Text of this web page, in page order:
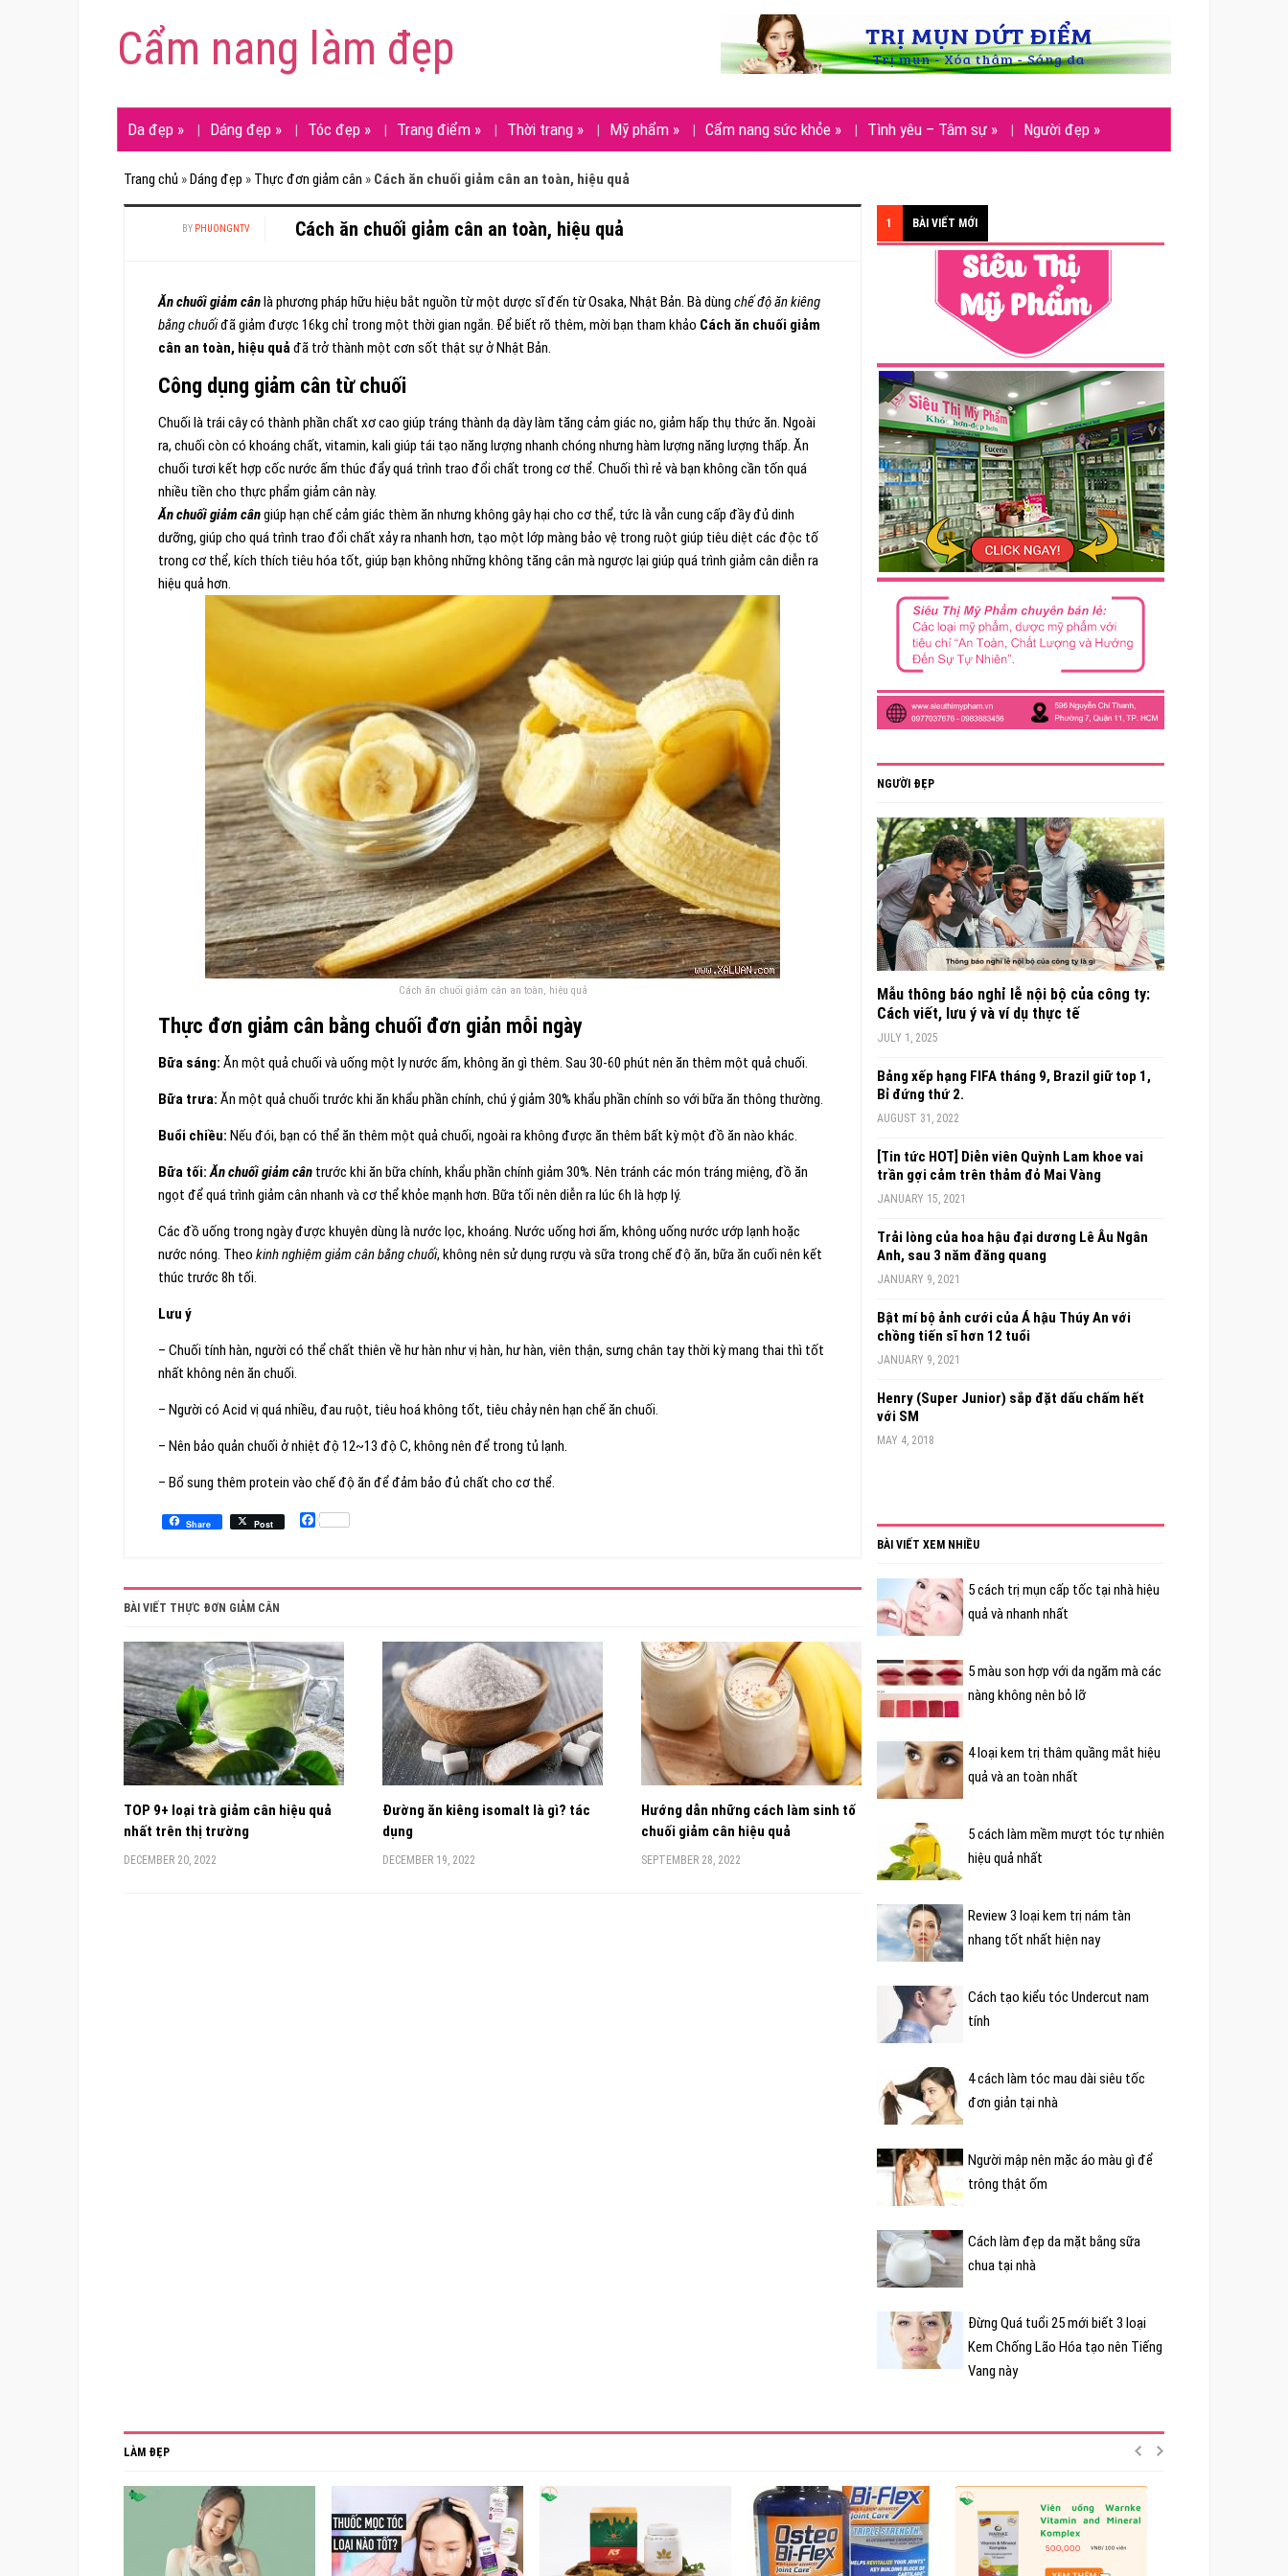
Cẩm nang làm đẹp
Da đẹp » Dáng đẹp » Tóc đẹp » Trang điểm » Thời trang » Mỹ phẩm » Cẩm nang sức khỏe » Tình yêu – Tâm sự » Người đẹp »
Trang chủ »Dáng đẹp » Thực đơn giảm cân » Cách ăn chuối giảm cân an toàn, hiệu quả
BY PHUONGNTV Cách ăn chuối giảm cân an toàn, hiệu quả
Ăn chuối giảm cânlà phương pháp hữu hiệu bắt nguồn từ một dược sĩ đến từ Osaka, Nhật Bản. Bà dùngchế độ ăn kiêng
bằng chuốiđã giảm được 16kg chỉ trong một thời gian ngắn. Để biết rõ thêm, mời bạn tham khảo Cách ăn chuối giảm
cân an toàn, hiệu quảđã trở thành một cơn sốt thật sự ở Nhật Bản.
Công dụng giảm cân từ chuối
Chuối là trái cây có thành phần chất xơ cao giúp tráng thành dạ dày làm tăng cảm giác no, giảm hấp thụ thức ăn. Ngoài
ra, chuối còn có khoáng chất, vitamin, kali giúp tái tạo năng lượng nhanh chóng nhưng hàm lượng năng lượng thấp. Ăn
chuối tươi kết hợp cốc nước ấm thúc đẩy quá trình trao đổi chất trong cơ thể. Chuối thì rẻ và bạn không cần tốn quá
nhiều tiền cho thực phẩm giảm cân này.
Ăn chuối giảm cângiúp hạn chế cảm giác thèm ăn nhưng không gây hại cho cơ thể, tức là vẫn cung cấp đầy đủ dinh
dưỡng, giúp cho quá trình trao đổi chất xảy ra nhanh hơn, tạo một lớp màng bảo vệ trong ruột giúp tiêu diệt các độc tố
trong cơ thể, kích thích tiêu hóa tốt, giúp bạn không những không tăng cân mà ngược lại giúp quá trình giảm cân diễn ra
hiệu quả hơn.
Cách ăn chuối giảm cân an toàn, hiệu quả
Thực đơn giảm cân bằng chuối đơn giản mỗi ngày
Bữa sáng:Ăn một quả chuối và uống một ly nước ấm, không ăn gì thêm. Sau 30-60 phút nên ăn thêm một quả chuối.
Bữa trưa: Ăn một quả chuối trước khi ăn khẩu phần chính, chú ý giảm 30% khẩu phần chính so với bữa ăn thông thường.
Buổi chiều: Nếu đói, bạn có thể ăn thêm một quả chuối, ngoài ra không được ăn thêm bất kỳ một đồ ăn nào khác.
Bữa tối:Ăn chuối giảm cân trước khi ăn bữa chính, khẩu phần chính giảm 30%. Nên tránh các món tráng miệng, đồ ăn
ngọt để quá trình giảm cân nhanh và cơ thể khỏe mạnh hơn. Bữa tối nên diễn ra lúc 6h là hợp lý.
Các đồ uống trong ngày được khuyên dùng là nước lọc, khoáng. Nước uống hơi ấm, không uống nước ướp lạnh hoặc
nước nóng. Theokinh nghiệm giảm cân bằng chuối, không nên sử dụng rượu và sữa trong chế độ ăn, bữa ăn cuối nên kết
thúc trước 8h tối.
Lưu ý
– Chuối tính hàn, người có thể chất thiên về hư hàn như vị hàn, hư hàn, viên thận, sưng chân tay thời kỳ mang thai thì tốt
nhất không nên ăn chuối.
– Người có Acid vị quá nhiều, đau ruột, tiêu hoá không tốt, tiêu chảy nên hạn chế ăn chuối.
– Nên bảo quản chuối ở nhiệt độ 12~13 độ C, không nên để trong tủ lạnh.
– Bổ sung thêm protein vào chế độ ăn để đảm bảo đủ chất cho cơ thể.
Share Post Facebook
BÀI VIẾT THỰC ĐƠN GIẢM CÂN
TOP 9+ loại trà giảm cân hiệu quả
nhất trên thị trường
DECEMBER 20, 2022
Đường ăn kiêng isomalt là gì? tác
dụng
DECEMBER 19, 2022
Hướng dẫn những cách làm sinh tố
chuối giảm cân hiệu quả
SEPTEMBER 28, 2022
1 BÀI VIẾT MỚI
NGƯỜI ĐẸP
Mẫu thông báo nghỉ lễ nội bộ của công ty:
Cách viết, lưu ý và ví dụ thực tế
JULY 1, 2025
Bảng xếp hạng FIFA tháng 9, Brazil giữ top 1,
Bỉ đứng thứ 2.
AUGUST 31, 2022
[Tin tức HOT] Diễn viên Quỳnh Lam khoe vai
trần gợi cảm trên thảm đỏ Mai Vàng
JANUARY 15, 2021
Trải lòng của hoa hậu đại dương Lê Âu Ngân
Anh, sau 3 năm đăng quang
JANUARY 9, 2021
Bật mí bộ ảnh cưới của Á hậu Thúy An với
chồng tiến sĩ hơn 12 tuổi
JANUARY 9, 2021
Henry (Super Junior) sắp đặt dấu chấm hết
với SM
MAY 4, 2018
BÀI VIẾT XEM NHIỀU
5 cách trị mụn cấp tốc tại nhà hiệu
quả và nhanh nhất
5 màu son hợp với da ngăm mà các
nàng không nên bỏ lỡ
4 loại kem trị thâm quầng mắt hiệu
quả và an toàn nhất
5 cách làm mềm mượt tóc tự nhiên
hiệu quả nhất
Review 3 loại kem trị nám tàn
nhang tốt nhất hiện nay
Cách tạo kiểu tóc Undercut nam
tính
4 cách làm tóc mau dài siêu tốc
đơn giản tại nhà
Người mập nên mặc áo màu gì để
trông thật ốm
Cách làm đẹp da mặt bằng sữa
chua tại nhà
Đừng Quá tuổi 25 mới biết 3 loại
Kem Chống Lão Hóa tạo nên Tiếng
Vang này
LÀM ĐẸP